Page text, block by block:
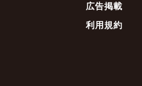
広告掲載
利用規約